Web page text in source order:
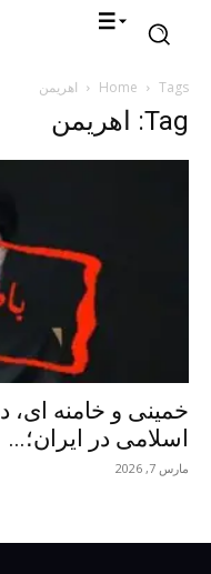
Home Tags اهریمن
Tag: اهریمن
خمینی و خامنه
اسلامی در ایران؛...
مارس 7, 2026